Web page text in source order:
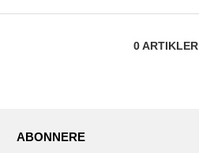
0ARTIKLER
ABONNERE